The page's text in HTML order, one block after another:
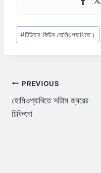
Post
Tags:
#টিউমার কিউর হোমিওপ্যাথিতে।
Post
navigation
PREVIOUS
হোমিওপ্যাথিতে সরিাম জ্বরের
চিকিৎসা